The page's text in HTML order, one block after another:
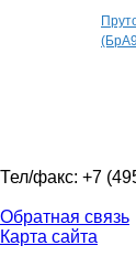
Тел/факс: +7
Обратная связь
Карта сайта